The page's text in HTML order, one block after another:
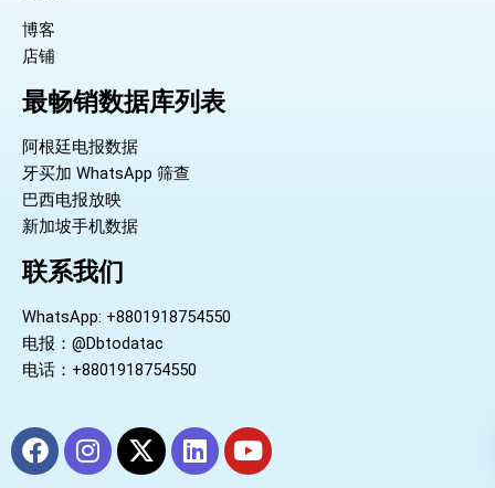
博客
店铺
最畅销数据库列表
阿根廷电报数据
牙买加 WhatsApp 筛查
巴西电报放映
新加坡手机数据
联系我们
WhatsApp: +8801918754550
电报：@Dbtodatac
电话：+8801918754550
F
a
I
n
X
-
L
i
Y
o